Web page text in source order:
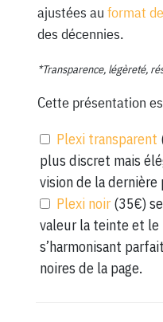
ajustées au format
des décennies.
*Transparence, légèreté,
Cette présentation
Plexi transparent
plus discret mais
vision de la dernière
Plexi noir (35€)
valeur la teinte et
s’harmonisant
noires de la page.